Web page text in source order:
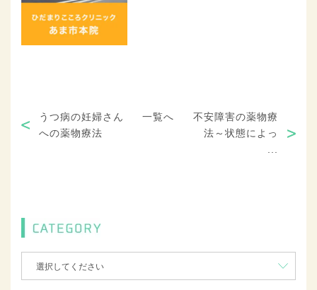
うつ病の妊婦さん
への薬物療法
一覧へ
不安障害の薬物療
法～状態によっ